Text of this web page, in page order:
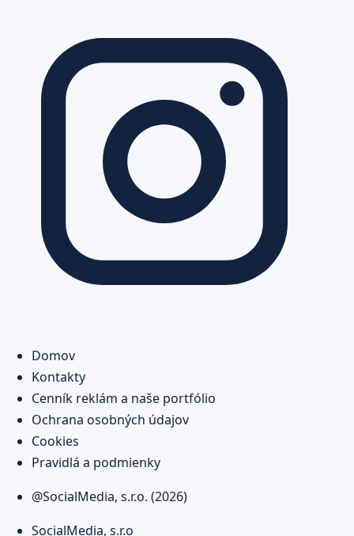
Domov
Kontakty
Cenník reklám a naše portfólio
Ochrana osobných údajov
Cookies
Pravidlá a podmienky
@SocialMedia, s.r.o. (2026)
SocialMedia, s.r.o